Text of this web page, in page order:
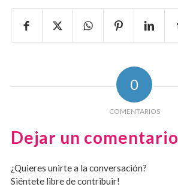
0
COMENTARIOS
Dejar un comentario
¿Quieres unirte a la conversación?
Siéntete libre de contribuir!